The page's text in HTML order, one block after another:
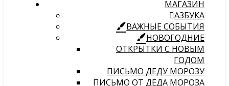
МАГАЗИН
АЗБУКА
ВАЖНЫЕ СОБЫТИЯ
НОВОГОДНИЕ
ОТКРЫТКИ С НОВЫМ
ГОДОМ
ПИСЬМО ДЕДУ МОРОЗУ
ПИСЬМО ОТ ДЕДА МОРОЗА